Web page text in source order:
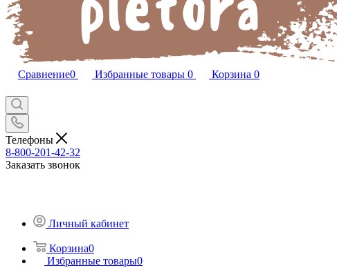
Сравнение0 Избранные товары 0 Корзина 0
Телефоны
8-800-201-42-32
Заказать звонок
Личный кабинет
Корзина0
Избранные товары0